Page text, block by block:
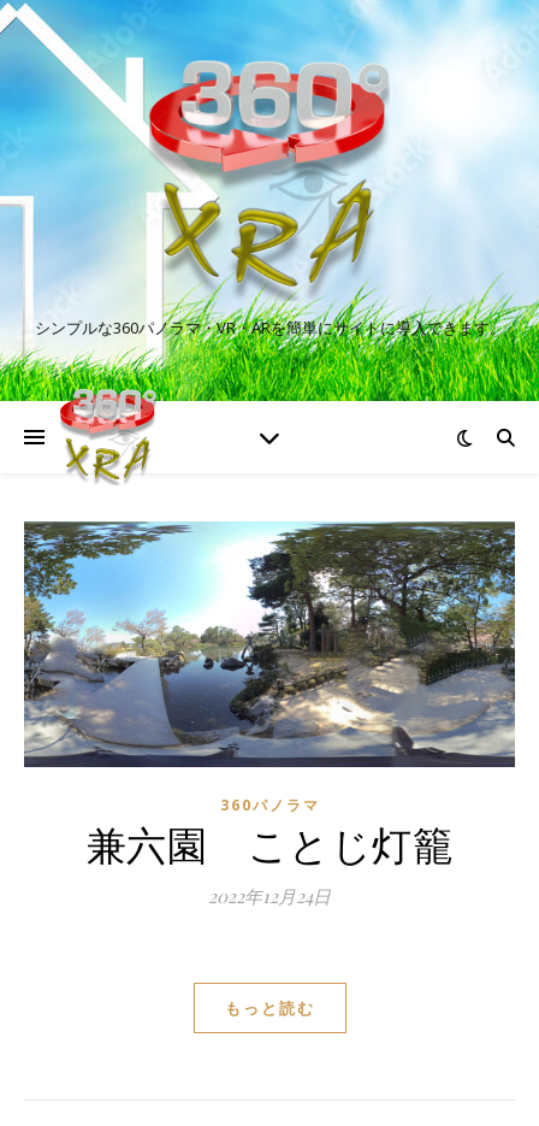
シンプルな360パノラマ・VR・ARを簡単にサイトに導入できます。
360パノラマ
兼六園 ことじ灯籠
2022年12月24日
もっと読む